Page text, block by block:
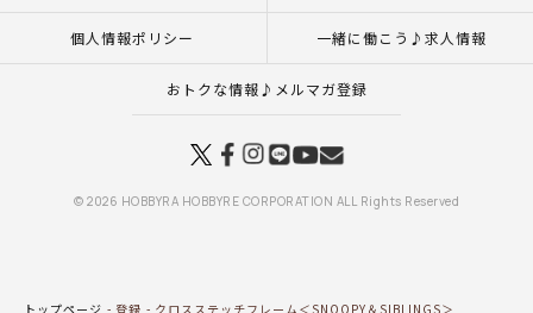
個人情報ポリシー 一緒に働こう♪求人情報
おトクな情報♪メルマガ登録
© 2026 HOBBYRA HOBBYRE CORPORATION ALL Rights Reserved
トップページ 登録 クロスステッチフレーム＜SNOOPY＆SIBLINGS＞